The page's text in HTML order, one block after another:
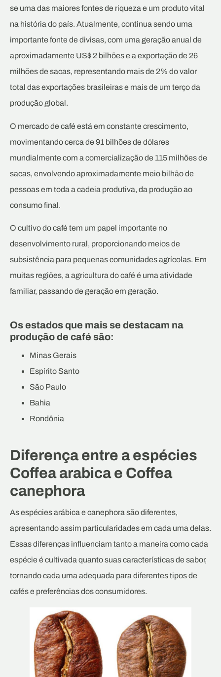
se uma das maiores fontes de riqueza e um produto vital
na história do país. Atualmente, continua sendo uma
importante fonte de divisas, com uma geração anual de
aproximadamente US$ 2 bilhões e a exportação de 26
milhões de sacas, representando mais de 2% do valor
total das exportações brasileiras e mais de um terço da
produção global.
O mercado de café está em constante crescimento,
movimentando cerca de 91 bilhões de dólares
mundialmente com a comercialização de 115 milhões de
sacas, envolvendo aproximadamente meio bilhão de
pessoas em toda a cadeia produtiva, da produção ao
consumo final.
O cultivo do café tem um papel importante no
desenvolvimento rural, proporcionando meios de
subsistência para pequenas comunidades agrícolas. Em
muitas regiões, a agricultura do café é uma atividade
familiar, passando de geração em geração.
Os estados que mais se destacam na
produção de café são:
Minas Gerais
Espírito Santo
São Paulo
Bahia
Rondônia
Diferença entre a espécies
Coffea arabica e Coffea
canephora
As espécies arábica e canephora são diferentes,
apresentando assim particularidades em cada uma delas.
Essas diferenças influenciam tanto a maneira como cada
espécie é cultivada quanto suas características de sabor,
tornando cada uma adequada para diferentes tipos de
cafés e preferências dos consumidores.